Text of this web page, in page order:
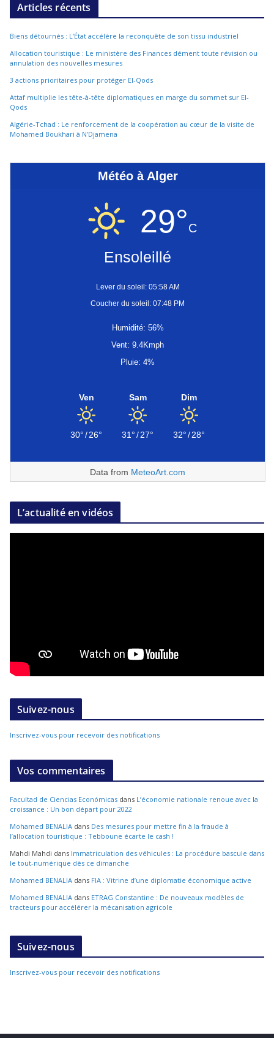
Articles récents
Biens détournés : L’État accélère la reconquête de son tissu industriel
Allocation touristique : Le ministère des Finances dément toute révision ou
annulation des nouvelles mesures
3 actions prioritaires pour protéger El-Qods
Attaf multiplie les tête-à-tête diplomatiques en marge du sommet sur El-
Qods
Algérie-Tchad : Le renforcement de la coopération au cœur de la visite de
Mohamed Boukhari à N’Djamena
Météo à Alger
29°C
Ensoleillé
Lever du soleil: 05:58 AM
Coucher du soleil: 07:48 PM
Humidité: 56%
Vent: 9.4Kmph
Pluie: 4%
Ven
30°/26°
Sam
31°/27°
Dim
32°/28°
Data from MeteoArt.com
L’actualité en vidéos
Suivez-nous
Inscrivez-vous pour recevoir des notifications
Vos commentaires
Facultad de Ciencias Económicas dans L’économie nationale renoue avec la
croissance : Un bon départ pour 2022
Mohamed BENALIA dans Des mesures pour mettre fin à la fraude à
l’allocation touristique : Tebboune écarte le cash !
Mahdi Mahdi dans Immatriculation des véhicules : La procédure bascule dans
le tout-numérique dès ce dimanche
Mohamed BENALIA dans FIA : Vitrine d’une diplomatie économique active
Mohamed BENALIA dans ETRAG Constantine : De nouveaux modèles de
tracteurs pour accélérer la mécanisation agricole
Suivez-nous
Inscrivez-vous pour recevoir des notifications